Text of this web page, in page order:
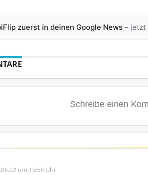
zuerst in deinen Google News– jetzt
um 19:55 Uhr